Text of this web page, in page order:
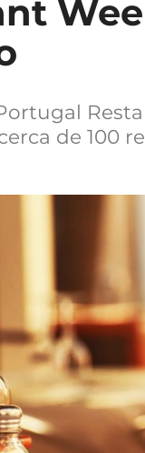
de 100